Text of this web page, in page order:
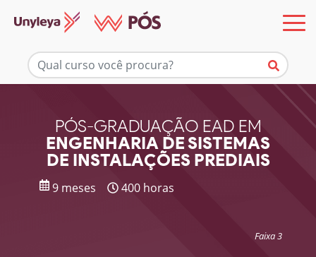
PÓS-GRADUAÇÃO EAD EM
ENGENHARIA DE SISTEMAS
DE INSTALAÇÕES PREDIAIS
9 meses 400 horas
Faixa 3
Mais informações